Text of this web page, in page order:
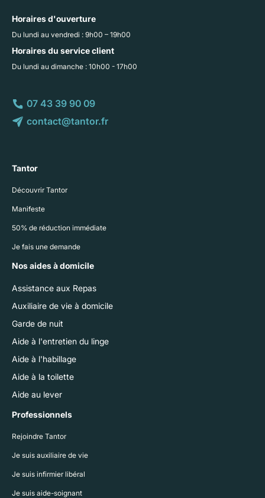
Horaires d'ouverture
Du lundi au vendredi : 9h00 – 19h00
Horaires du service client
Du lundi au dimanche : 10h00 - 17h00
07 43 39 90 09
contact@tantor.fr
Tantor
Découvrir Tantor
Manifeste
50% de réduction immédiate
Je fais une demande
Nos aides à domicile
Assistance aux Repas
Auxiliaire de vie à domicile
Garde de nuit
Aide à l'entretien du linge
Aide à l'habillage
Aide à la toilette
Aide au lever
Professionnels
Rejoindre Tantor
Je suis auxiliaire de vie
Je suis infirmier libéral
Je suis aide-soignant